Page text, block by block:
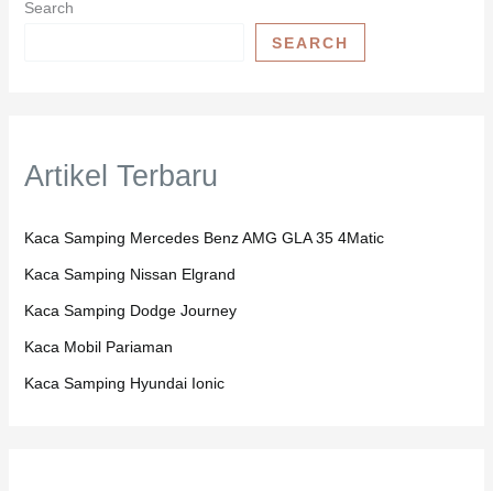
Search
SEARCH
Artikel Terbaru
Kaca Samping Mercedes Benz AMG GLA 35 4Matic
Kaca Samping Nissan Elgrand
Kaca Samping Dodge Journey
Kaca Mobil Pariaman
Kaca Samping Hyundai Ionic